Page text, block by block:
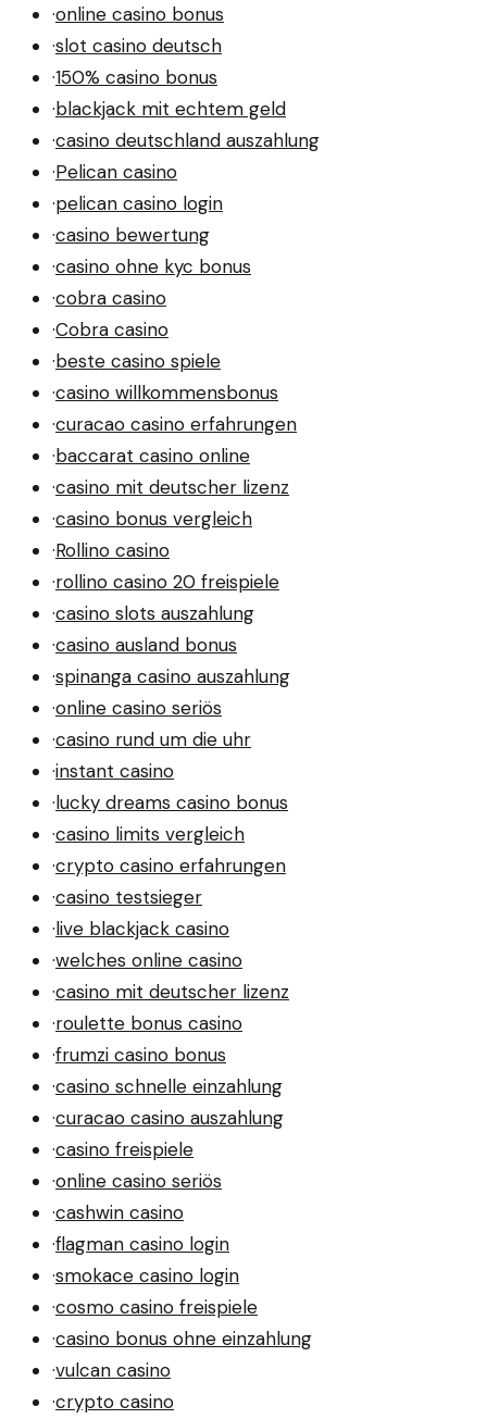
·online casino bonus
·slot casino deutsch
·150% casino bonus
·blackjack mit echtem geld
·casino deutschland auszahlung
·Pelican casino
·pelican casino login
·casino bewertung
·casino ohne kyc bonus
·cobra casino
·Cobra casino
·beste casino spiele
·casino willkommensbonus
·curacao casino erfahrungen
·baccarat casino online
·casino mit deutscher lizenz
·casino bonus vergleich
·Rollino casino
·rollino casino 20 freispiele
·casino slots auszahlung
·casino ausland bonus
·spinanga casino auszahlung
·online casino seriös
·casino rund um die uhr
·instant casino
·lucky dreams casino bonus
·casino limits vergleich
·crypto casino erfahrungen
·casino testsieger
·live blackjack casino
·welches online casino
·casino mit deutscher lizenz
·roulette bonus casino
·frumzi casino bonus
·casino schnelle einzahlung
·curacao casino auszahlung
·casino freispiele
·online casino seriös
·cashwin casino
·flagman casino login
·smokace casino login
·cosmo casino freispiele
·casino bonus ohne einzahlung
·vulcan casino
·crypto casino